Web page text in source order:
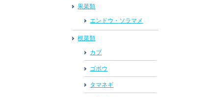
果菜類
エンドウ・ソラマメ
根菜類
カブ
ゴボウ
タマネギ